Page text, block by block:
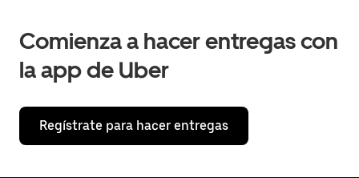
Comienza a hacer entregas con
la app de Uber
Regístrate para hacer entregas